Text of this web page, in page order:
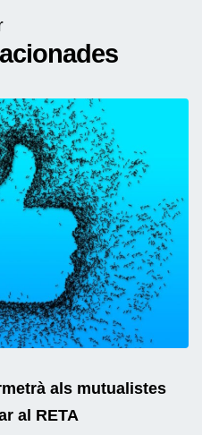
als mutualistes
al RETA